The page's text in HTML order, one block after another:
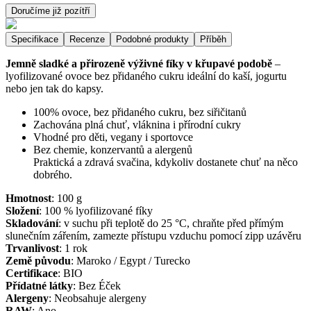
Doručíme již pozítří
Specifikace Recenze Podobné produkty Příběh
Jemně sladké a přirozeně výživné fíky v křupavé podobě –
lyofilizované ovoce bez přidaného cukru ideální do kaší, jogurtu
nebo jen tak do kapsy.
100% ovoce, bez přidaného cukru, bez siřičitanů
Zachována plná chuť, vláknina i přírodní cukry
Vhodné pro děti, vegany i sportovce
Bez chemie, konzervantů a alergenů
Praktická a zdravá svačina, kdykoliv dostanete chuť na něco
dobrého.
Hmotnost: 100 g
Složení: 100 % lyofilizované fíky
Skladování: v suchu při teplotě do 25 °C, chraňte před přímým
slunečním zářením, zamezte přístupu vzduchu pomocí zipp uzávěru
Trvanlivost: 1 rok
Země původu: Maroko / Egypt / Turecko
Certifikace: BIO
Přídatné látky: Bez Éček
Alergeny: Neobsahuje alergeny